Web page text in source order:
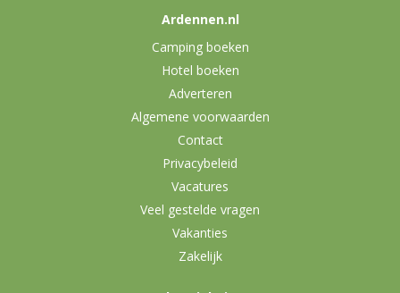
Ardennen.nl
Camping boeken
Hotel boeken
Adverteren
Algemene voorwaarden
Contact
Privacybeleid
Vacatures
Veel gestelde vragen
Vakanties
Zakelijk